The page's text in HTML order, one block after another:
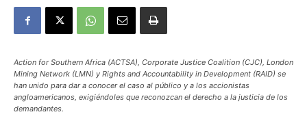
Action for Southern Africa (ACTSA), Corporate Justice Coalition (CJC), London
Mining Network (LMN) y Rights and Accountability in Development (RAID) se
han unido para dar a conocer el caso al público y a los accionistas
angloamericanos, exigiéndoles que reconozcan el derecho a la justicia de los
demandantes.